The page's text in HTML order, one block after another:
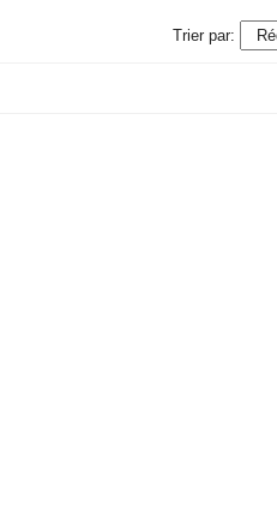
Trier par: